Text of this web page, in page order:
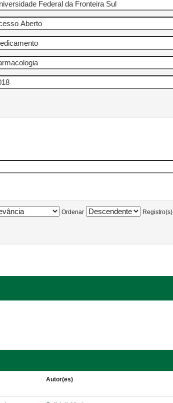
Ordenar Registro(s)
Autor(es)